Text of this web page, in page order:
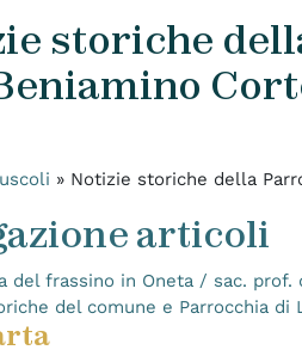
storiche
» Notizie storiche della
articoli
del frassino in Oneta / sac. prof.
del comune e Parrocchia di